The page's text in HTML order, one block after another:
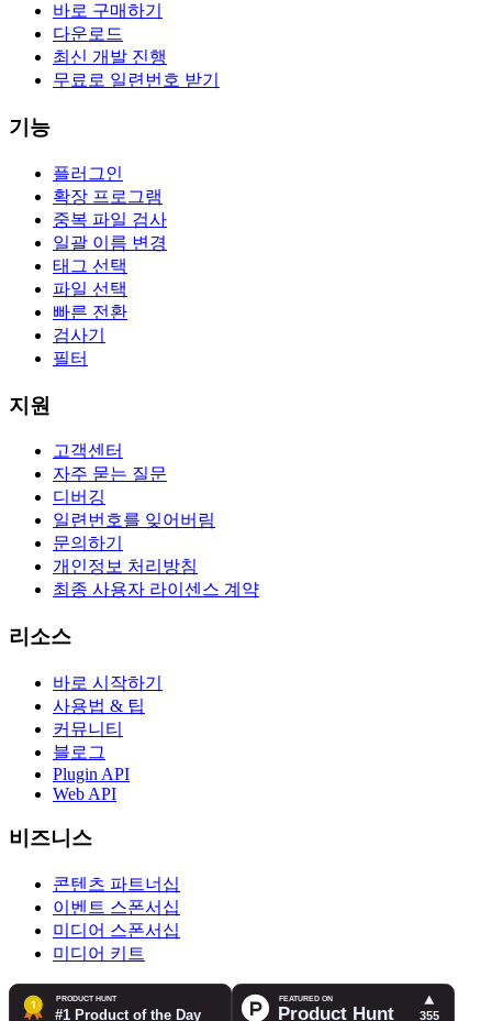
바로 구매하기
다운로드
최신 개발 진행
무료로 일련번호 받기
기능
플러그인
확장 프로그램
중복 파일 검사
일괄 이름 변경
태그 선택
파일 선택
빠른 전환
검사기
필터
지원
고객센터
자주 묻는 질문
디버깅
일련번호를 잊어버림
문의하기
개인정보 처리방침
최종 사용자 라이센스 계약
리소스
바로 시작하기
사용법 & 팁
커뮤니티
블로그
Plugin API
Web API
비즈니스
콘텐츠 파트너십
이벤트 스폰서십
미디어 스폰서십
미디어 키트